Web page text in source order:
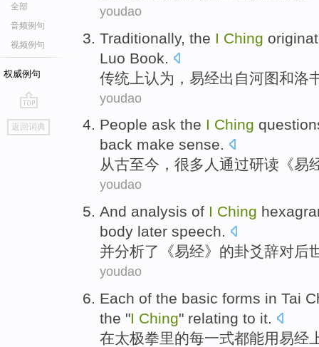
全部
音频例句
视频例句
权威例句
go
top
返回词典
youdao
Traditionally, the I Ching
Luo Book
传统上认为 ， 易经出自河图和洛
youdao
People ask the I Ching
back make sense.
从古至今，很多 人 通过研读《易
youdao
And analysis of I Ching
body later speech.
并分析了《易经》 的卦爻辞对后
youdao
Each of the basic forms in Tai
the "I Ching" relating to it.
在太极拳里的每一式都能用易经